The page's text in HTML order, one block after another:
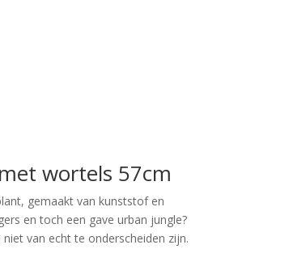
wortels 57cm
gemaakt van kunststof en
en toch een gave urban jungle?
van echt te onderscheiden zijn.